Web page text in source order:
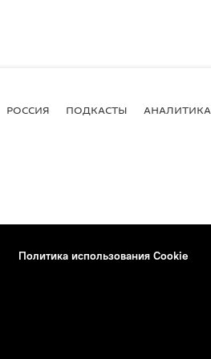
РОССИЯ ПОДКАСТЫ АНАЛИТИКА
Политика использования Cookie